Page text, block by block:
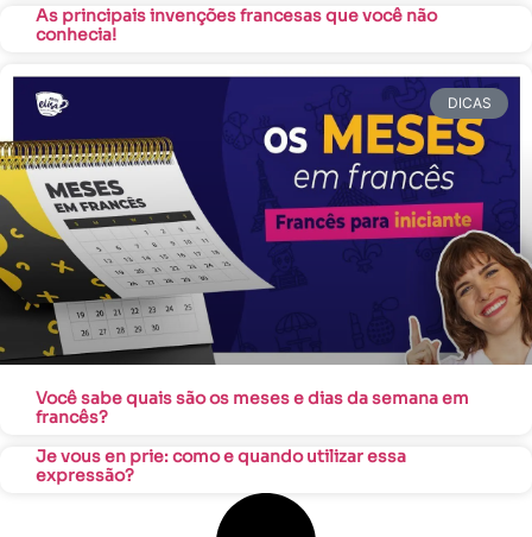
As principais invenções francesas que você não
conhecia!
DICAS
Você sabe quais são os meses e dias da semana em
francês?
Je vous en prie: como e quando utilizar essa
expressão?